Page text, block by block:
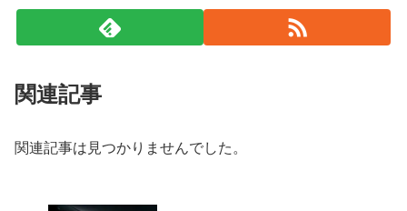
関連記事
関連記事は見つかりませんでした。